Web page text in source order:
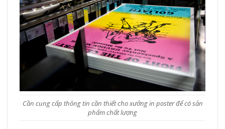
Cần cung cấp thông tin cần thiết cho xưởng in poster để có sản
phẩm chất lượng